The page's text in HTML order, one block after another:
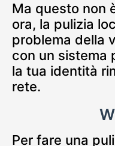
Ma questo non
ora, la pulizia
problema della
con un sistema
la tua identità
rete.
Per fare una